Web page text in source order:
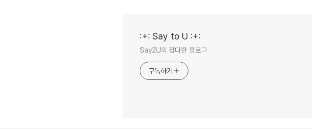
:+: Say to U :+:
Say2U의 잡다한 블로그
구독하기